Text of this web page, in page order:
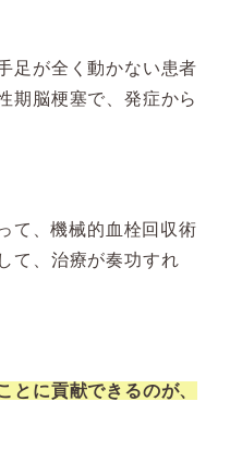
足が全く動かない患者
期脳梗塞で、発症から
て、機械的血栓回収術
て、治療が奏功すれ
とに貢献できるのが、